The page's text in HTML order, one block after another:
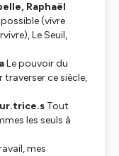
Raphaël
(vivre
Le Seuil,
Le pouvoir du
ce siècle,
Tout
les seuls à
mes